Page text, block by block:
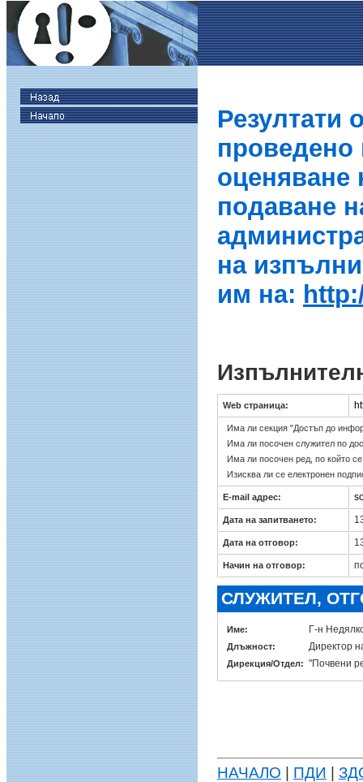
Резултати
проведено
оценяване
подаване
на
им на:
Web страница:
Има ли секция "Достъп до
Има ли посочен служител по
Има ли посочен ред, по който
Изисква ли се електронен
E-mail адрес:
Дата на запитването:
Дата на отговор:
Начин на отговор:
СЛУЖИТЕЛ,
Име: Г-н
Длъжност: Директор
Дирекция/Отдел: "Почвени
НАЧАЛО | ПДИ |